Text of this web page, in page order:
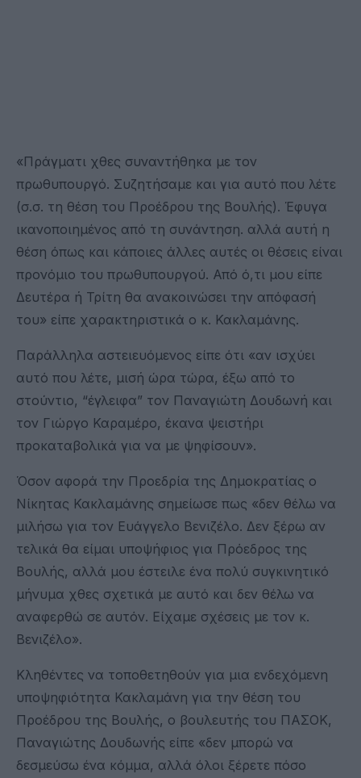
«Πράγματι χθες συναντήθηκα με τον
πρωθυπουργό. Συζητήσαμε και για αυτό που λέτε
(σ.σ. τη θέση του Προέδρου της Βουλής). Έφυγα
ικανοποιημένος από τη συνάντηση. αλλά αυτή η
θέση όπως και κάποιες άλλες αυτές οι θέσεις είναι
προνόμιο του πρωθυπουργού. Από ό,τι μου είπε
Δευτέρα ή Τρίτη θα ανακοινώσει την απόφασή
του» είπε χαρακτηριστικά ο κ. Κακλαμάνης.
Παράλληλα αστειευόμενος είπε ότι «αν ισχύει
αυτό που λέτε, μισή ώρα τώρα, έξω από το
στούντιο, “έγλειφα” τον Παναγιώτη Δουδωνή και
τον Γιώργο Καραμέρο, έκανα ψειστήρι
προκαταβολικά για να με ψηφίσουν».
Όσον αφορά την Προεδρία της Δημοκρατίας ο
Νίκητας Κακλαμάνης σημείωσε πως «δεν θέλω να
μιλήσω για τον Ευάγγελο Βενιζέλο. Δεν ξέρω αν
τελικά θα είμαι υποψήφιος για Πρόεδρος της
Βουλής, αλλά μου έστειλε ένα πολύ συγκινητικό
μήνυμα χθες σχετικά με αυτό και δεν θέλω να
αναφερθώ σε αυτόν. Είχαμε σχέσεις με τον κ.
Βενιζέλο».
Κληθέντες να τοποθετηθούν για μια ενδεχόμενη
υποψηφιότητα Κακλαμάνη για την θέση του
Προέδρου της Βουλής, ο βουλευτής του ΠΑΣΟΚ,
Παναγιώτης Δουδωνής είπε «δεν μπορώ να
δεσμεύσω ένα κόμμα, αλλά όλοι ξέρετε πόσο